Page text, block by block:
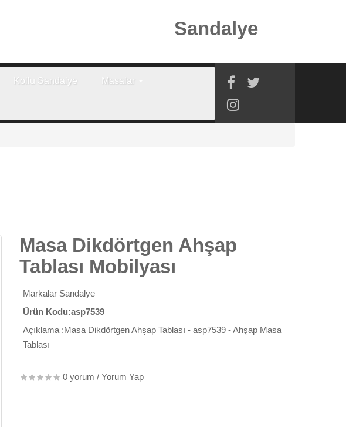
Sandalye
Kollu Sandalye Masalar
Masa Dikdörtgen Ahşap
Tablası Mobilyası
Markalar Sandalye
Ürün Kodu:asp7539
Açıklama :Masa Dikdörtgen Ahşap Tablası - asp7539 - Ahşap Masa
Tablası
0 yorum / Yorum Yap